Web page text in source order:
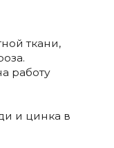
ткани,
работу
и цинка в